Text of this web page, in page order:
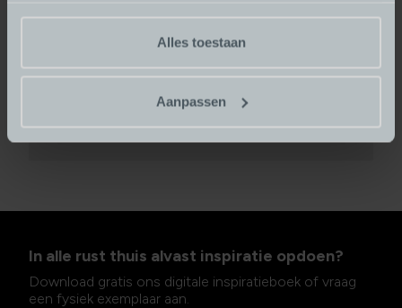
Alles toestaan
Aanpassen
Van inspiratie naar realisatie.
Kom langs in onze showroom en ervaar
het zelf.
Maak een afspraak
In alle rust thuis alvast inspiratie opdoen?
Download gratis ons digitale inspiratieboek of vraag
een fysiek exemplaar aan.